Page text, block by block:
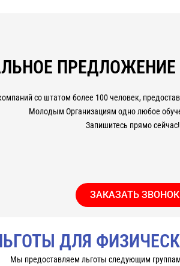
со штатом более 100 человек,
Молодым Организациям одно любое
Запишитесь прямо
ЗАКАЗАТЬ ЗВОНОК
ДЛЯ
Мы предоставляем льготы следующим